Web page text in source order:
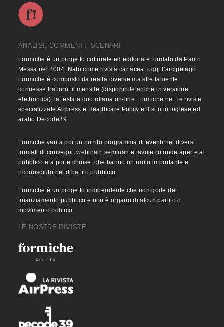
ANALISI, COMMENTI, SCENARI
Formiche è un progetto culturale ed editoriale fondato da Paolo
Messa nel 2004. Nato come rivista cartacea, oggi l’arcipelago
Formiche è composto da realtà diverse ma strettamente
connesse fra loro: il mensile (disponibile anche in versione
elettronica), la testata quotidiana on-line Formiche.net, le riviste
specializzate Airpress e Healthcare Policy e il sito in inglese ed
arabo Decode39.
Formiche vanta poi un nutrito programma di eventi nei diversi
formati di convegni, webinair, seminari e tavole rotonde aperte al
pubblico e a porte chiuse, che hanno un ruolo importante e
riconosciuto nel dibattito pubblico.
Formiche è un progetto indipendente che non gode del
finanziamento pubblico e non è organo di alcun partito o
movimento politico.
LE NOSTRE RIVISTE